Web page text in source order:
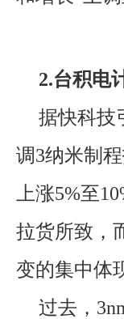
2.台积电
据快科技
调3纳米制
上涨5%至
拉货所致，
变的集中体
过去，